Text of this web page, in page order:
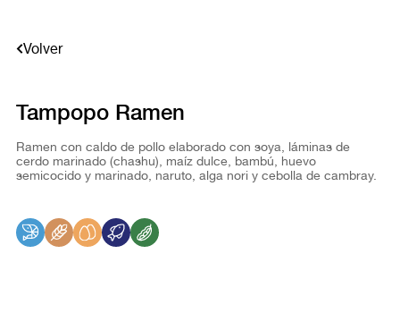
Volver
Tampopo Ramen
Ramen con caldo de pollo elaborado con soya, láminas de
cerdo marinado (chashu), maíz dulce, bambú, huevo
semicocido y marinado, naruto, alga nori y cebolla de cambray.